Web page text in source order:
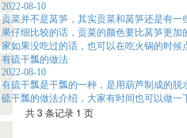
2022-08-10
贡菜并不是莴笋，其实贡菜和莴笋还是有
果仔细比较的话，贡菜的颜色要比莴笋更
家如果没吃过的话，也可以在吃火锅的时候
有硫干瓢的做法
2022-08-10
有硫干瓢是干瓢的一种，是用葫芦制成的
硫干瓢的做法介绍，大家有时间也可以做一
共 3 条记录 1 页